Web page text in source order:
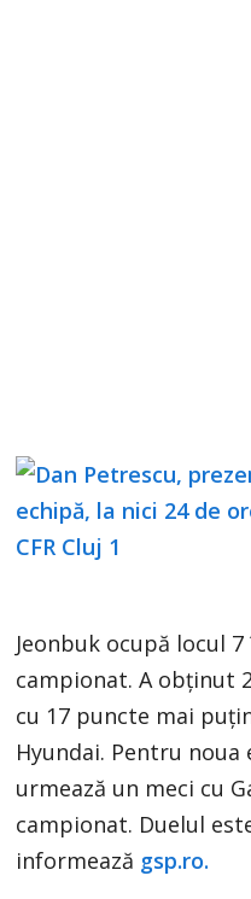
Jeonbuk ocupă locul
campionat. A obținut
cu 17 puncte mai
Hyundai. Pentru noua
urmează un meci cu
campionat. Duelul
informează gsp.ro.